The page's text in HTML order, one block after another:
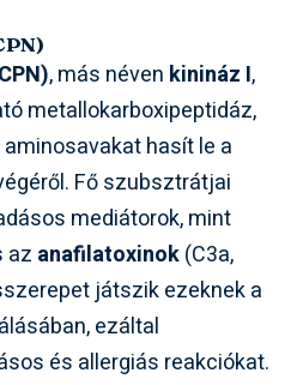
, más néven kinináz I,
metallokarboxipeptidáz,
hasít le a
Fő szubsztrátjai
mediátorok, mint
az anafilatoxinok(C3a,
játszik ezeknek a
ezáltal
és allergiás reakciókat.